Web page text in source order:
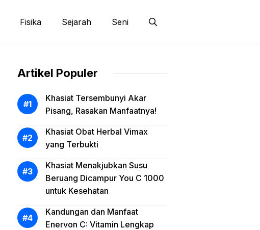
Fisika Sejarah Seni
Artikel Populer
Khasiat Tersembunyi Akar
Pisang, Rasakan Manfaatnya!
Khasiat Obat Herbal Vimax
yang Terbukti
Khasiat Menakjubkan Susu
Beruang Dicampur You C 1000
untuk Kesehatan
Kandungan dan Manfaat
Enervon C: Vitamin Lengkap